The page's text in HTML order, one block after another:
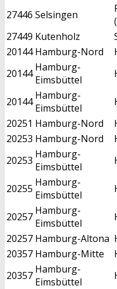
27446 Selsingen
27449 Kutenholz
20144 Hamburg-Nord
20144 Hamburg-
Eimsbüttel
20144 Hamburg-
Eimsbüttel
20251 Hamburg-Nord
20253 Hamburg-Nord
20253 Hamburg-
Eimsbüttel
20255 Hamburg-
Eimsbüttel
20257 Hamburg-
Eimsbüttel
20257 Hamburg-Altona
20357 Hamburg-Mitte
20357 Hamburg-
Eimsbüttel